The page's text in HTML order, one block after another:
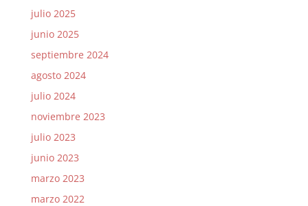
julio 2025
junio 2025
septiembre 2024
agosto 2024
julio 2024
noviembre 2023
julio 2023
junio 2023
marzo 2023
marzo 2022